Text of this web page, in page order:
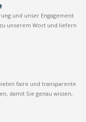
und unser Engagement
unserem Wort und liefern
faire und transparente
damit Sie genau wissen,